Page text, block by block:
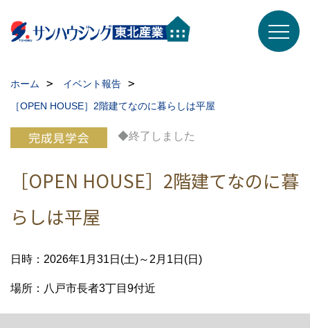
ホーム
イベント報告
［OPEN HOUSE］2階建てなのに暮らしは平屋
◆終了しました
［OPEN HOUSE］2階建てなのに暮
らしは平屋
日時：2026年1月31日(土)～2月1日(日)
場所：八戸市長者3丁目9付近